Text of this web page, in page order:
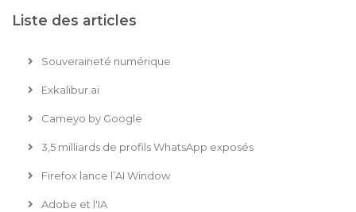
Liste des articles
Souveraineté numérique
Exkalibur.ai
Cameyo by Google
3,5 milliards de profils WhatsApp exposés
Firefox lance l’AI Window
Adobe et l'IA